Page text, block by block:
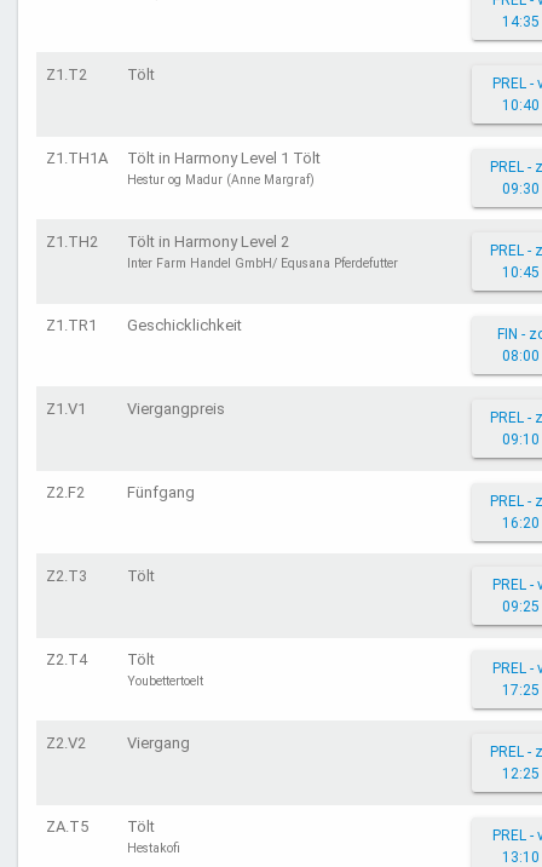
14:35
Z1.T2 Tölt
PREL -
10:40
Z1.TH1A Tölt in Harmony Level 1 Tölt
Hestur og Madur (Anne Margraf)
PREL -
09:30
Z1.TH2 Tölt in Harmony Level 2
Inter Farm Handel GmbH/ Equsana Pferdefutter
PREL -
10:45
Z1.TR1 Geschicklichkeit
FIN -
08:00
Z1.V1 Viergangpreis
PREL -
09:10
Z2.F2 Fünfgang
PREL -
16:20
Z2.T3 Tölt
PREL -
09:25
Z2.T4 Tölt
Youbettertoelt
PREL -
17:25
Z2.V2 Viergang
PREL -
12:25
ZA.T5 Tölt
Hestakofi
PREL -
13:10